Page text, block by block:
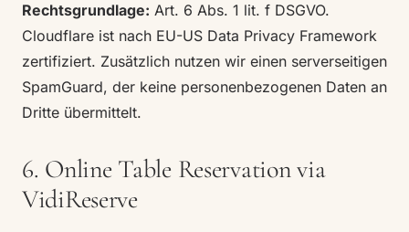
Rechtsgrundlage: Art. 6 Abs. 1 lit. f DSGVO.
Cloudflare ist nach EU-US Data Privacy Framework
zertifiziert. Zusätzlich nutzen wir einen serverseitigen
SpamGuard, der keine personenbezogenen Daten an
Dritte übermittelt.
6. Online Table Reservation via
VidiReserve